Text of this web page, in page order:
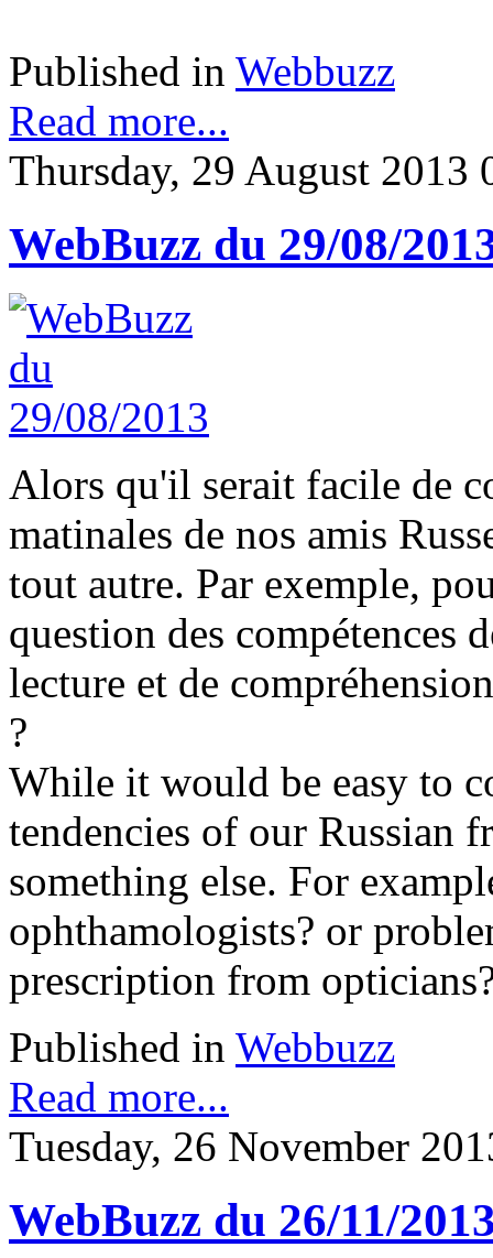
Published in Webbuzz
Read more...
Thursday, 29 August 2013
WebBuzz du 29/08/
Alors qu'il serait facile de
matinales de nos amis
tout autre. Par exemple,
question des compétences
lecture et de
?
While it would be easy to
tendencies of our Russian
something else. For
ophthamologists? or
prescription from
Published in Webbuzz
Read more...
Tuesday, 26 November
WebBuzz du 26/11/